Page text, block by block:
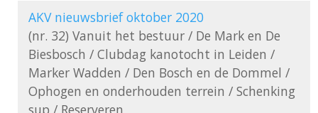
AKV nieuwsbrief oktober 2020
(nr. 32) Vanuit het bestuur / De Mark en De
Biesbosch / Clubdag kanotocht in Leiden /
Marker Wadden / Den Bosch en de Dommel /
Ophogen en onderhouden terrein / Schenking
sup / Reserveren